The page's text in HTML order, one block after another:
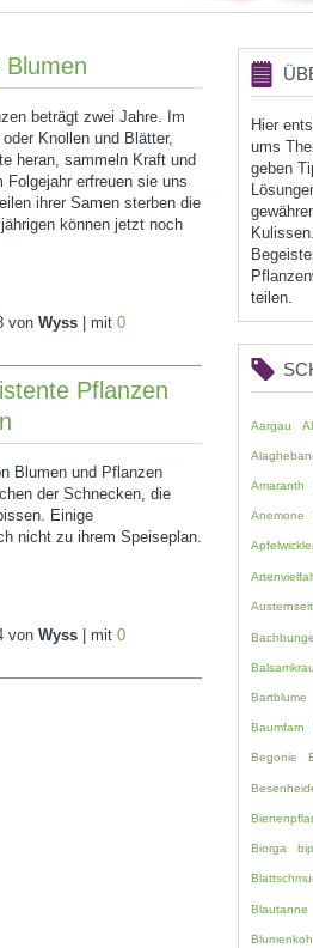
beträgt zwei Jahre. Im
Knollen und Blätter,
heran, sammeln Kraft und
Folgejahr erfreuen sie uns
ihrer Samen sterben die
können jetzt noch
von Wyss | mit 0
Pflanzen
Blumen und Pflanzen
der Schnecken, die
Einige
nicht zu ihrem Speiseplan.
von Wyss | mit 0
Hier
ums
geben
teilen.
Aargau
Amaranth
Anemone
Bachbunge
Bartblume
Baumfarn
Begonie
Biorga
Blautanne